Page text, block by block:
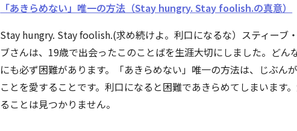
「あきらめない」唯一の方法（Stay hungry. Stay foolish.の真意）
Stay hungry. Stay foolish.(求め続けよ。利口になるな）スティーブ
ブさんは、19歳で出会ったこのことばを生涯大切にしました。どん
にも必ず困難があります。「あきらめない」唯一の方法は、じぶん
ことを愛することです。利口になると困難であきらめてしまいます
ることは見つかりません。